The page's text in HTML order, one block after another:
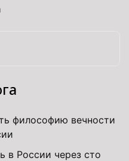
философию вечности
в России через сто